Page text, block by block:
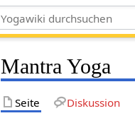
Mantra Yoga
Seite Diskussion